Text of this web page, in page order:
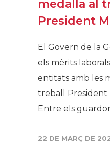
medalla al
President
El Govern de la
els mèrits laborals
entitats amb les
treball President
Entre els
22 DE MARÇ DE